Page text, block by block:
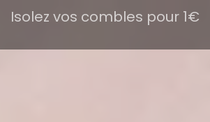
Isolez vos combles pour 1€